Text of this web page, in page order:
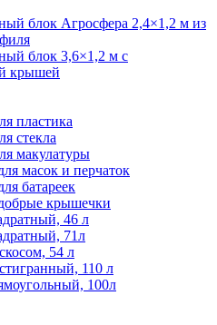
блок Агросфера 2,4×1,2 м из
блок 3,6×1,2 м с
крышей
пластика
стекла
макулатуры
масок и перчаток
батареек
крышечки
46 л
71л
54 л
110 л
100л